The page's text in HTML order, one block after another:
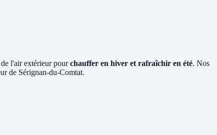
l'air extérieur pourchauffer en hiver et rafraîchir en été. Nos
de Sérignan-du-Comtat.